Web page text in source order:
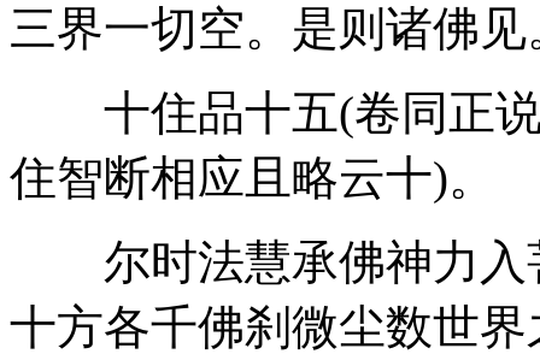
三界一切空。是则诸佛见
十住品十五(卷同正说
住智断相应且略云十)。
尔时法慧承佛神力入
十方各千佛刹微尘数世